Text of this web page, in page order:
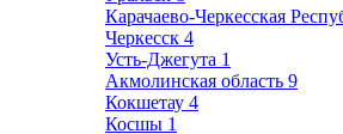
Карачаево-Черкесская
Черкесск 4
Усть-Джегута 1
Акмолинская область 9
Кокшетау 4
Косшы 1